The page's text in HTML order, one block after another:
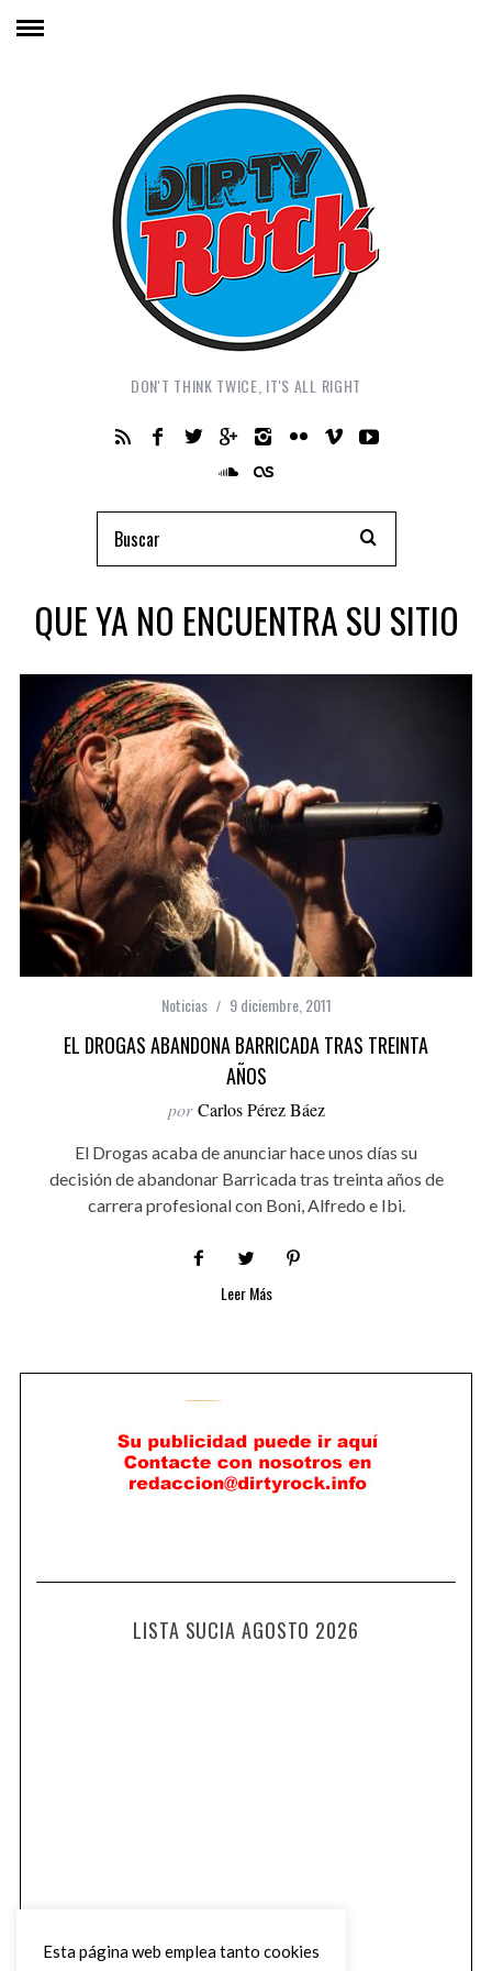
DON'T THINK TWICE, IT'S ALL RIGHT
QUE YA NO ENCUENTRA SU SITIO
Noticias 9 diciembre, 2011
EL DROGAS ABANDONA BARRICADA TRAS TREINTA
AÑOS
por Carlos Pérez Báez
El Drogas acaba de anunciar hace unos días su
decisión de abandonar Barricada tras treinta años de
carrera profesional con Boni, Alfredo e Ibi.
Leer Más
LISTA SUCIA AGOSTO 2026
Esta página web emplea tanto cookies